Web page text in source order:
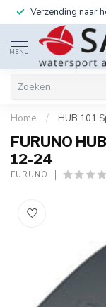
Verzending naar
MENU
Home / HUB 101
FURUNO
12-24
FURUNO